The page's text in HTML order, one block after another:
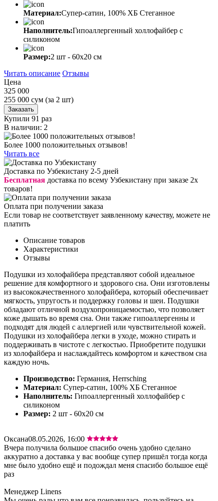
Материал:Супер-сатин, 100% ХБ Стеганное
Наполнитель:Гипоаллергенный холлофайбер с
силиконом
Размер:2 шт - 60х20 см
Читать описание Отзывы
Цена
325 000
255 000 сум (за 2 шт)
Заказать
Купили 91 раз
В наличии: 2
Более 1000 положительных отзывов!
Читать все
Доставка по Узбекистану 2-5 дней
Бесплатная доставка по всему Узбекистану при заказе 2х
товаров!
Оплата при получении заказа
Если товар не соответствует заявленному качеству, можете не
платить
Описание товаров
Характеристики
Отзывы
Подушки из холофайбера представляют собой идеальное
решение для комфортного и здорового сна. Они изготовлены
из высококачественного холофайбера, который обеспечивает
мягкость, упругость и поддержку головы и шеи. Подушки
обладают отличной воздухопроницаемостью, что позволяет
коже дышать во время сна. Они также гипоаллергенны и
подходят для людей с аллергией или чувствительной кожей.
Подушки из холофайбера легки в уходе, можно стирать и
поддерживать в чистоте с легкостью. Приобретите подушки
из холофайбера и наслаждайтесь комфортом и качеством сна
каждую ночь.
Производство: Германия, Herrsching
Материал: Супер-сатин, 100% ХБ Стеганное
Наполнитель: Гипоаллергенный холлофайбер с
силиконом
Размер: 2 шт - 60х20 см
Оксана08.05.2026, 16:00
Вчера получила большое спасибо очень удобно сделано
аккуратно а доставка у вас вообще супер пришёл тогда когда
мне было удобно ещё и подождал меня спасибо большое ещё
раз
Менеджер Linens